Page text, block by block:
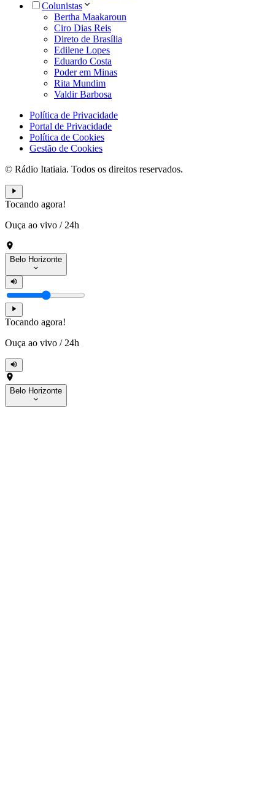
Colunistas
Bertha Maakaroun
Ciro Dias Reis
Direto de Brasília
Edilene Lopes
Eduardo Costa
Poder em Minas
Rita Mundim
Valdir Barbosa
Política de Privacidade
Portal de Privacidade
Política de Cookies
Gestão de Cookies
© Rádio Itatiaia. Todos os direitos reservados.
Tocando agora!
Ouça ao vivo / 24h
Belo Horizonte
Tocando agora!
Ouça ao vivo / 24h
Belo Horizonte